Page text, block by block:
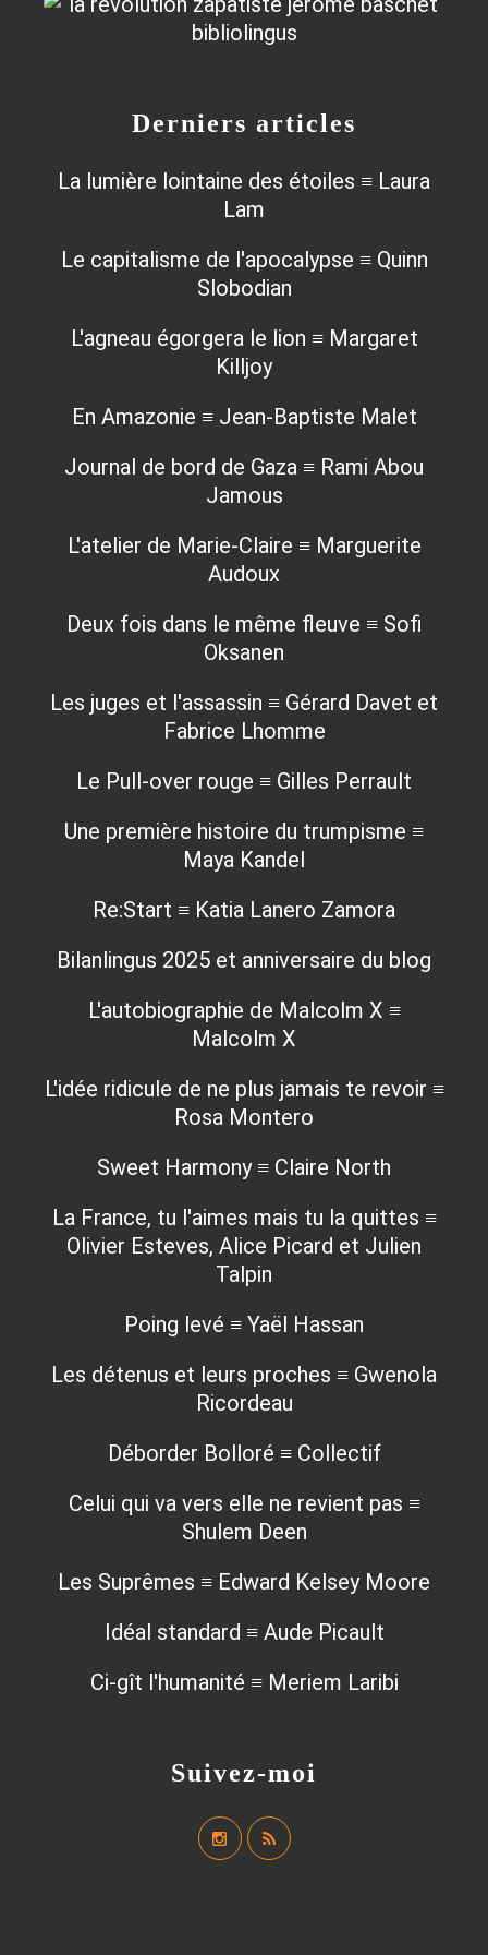
Suivez-moi
Derniers articles
La lumière lointaine des étoiles ≡ Laura
Lam
Le capitalisme de l'apocalypse ≡ Quinn
Slobodian
L'agneau égorgera le lion ≡ Margaret
Killjoy
En Amazonie ≡ Jean-Baptiste Malet
Journal de bord de Gaza ≡ Rami Abou
Jamous
L'atelier de Marie-Claire ≡ Marguerite
Audoux
Deux fois dans le même fleuve ≡ Sofi
Oksanen
Les juges et l'assassin ≡ Gérard Davet et
Fabrice Lhomme
Le Pull-over rouge ≡ Gilles Perrault
Une première histoire du trumpisme ≡
Maya Kandel
Re:Start ≡ Katia Lanero Zamora
Bilanlingus 2025 et anniversaire du blog
L'autobiographie de Malcolm X ≡
Malcolm X
L'idée ridicule de ne plus jamais te revoir ≡
Rosa Montero
Sweet Harmony ≡ Claire North
La France, tu l'aimes mais tu la quittes ≡
Olivier Esteves, Alice Picard et Julien
Talpin
Poing levé ≡ Yaël Hassan
Les détenus et leurs proches ≡ Gwenola
Ricordeau
Déborder Bolloré ≡ Collectif
Celui qui va vers elle ne revient pas ≡
Shulem Deen
Les Suprêmes ≡ Edward Kelsey Moore
Idéal standard ≡ Aude Picault
Ci-gît l'humanité ≡ Meriem Laribi